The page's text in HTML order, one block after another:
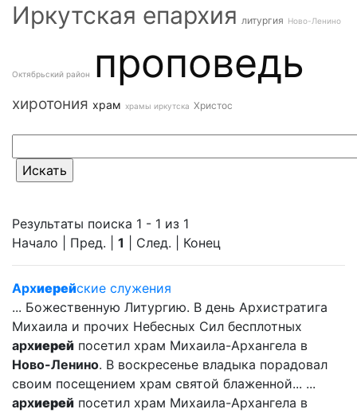
Иркутская епархия литургия Ново-Ленино
Октябрьский район проповедь
хиротония храм храмы иркутска Христос
Результаты поиска 1 - 1 из 1
Начало | Пред. | 1 | След. | Конец
Архиерейские служения
... Божественную Литургию. В день Архистратига
Михаила и прочих Небесных Сил бесплотных
архиерей посетил храм Михаила-Архангела в
Ново-Ленино. В воскресенье владыка порадовал
своим посещением храм святой блаженной... ...
архиерей посетил храм Михаила-Архангела в